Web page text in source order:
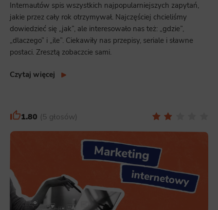
Internautów spis wszystkich najpopularniejszych zapytań,
jakie przez cały rok otrzymywał. Najczęściej chcieliśmy
dowiedzieć się „jak”, ale interesowało nas też: „gdzie”,
„dlaczego” i „ile”. Ciekawiły nas przepisy, seriale i sławne
postaci. Zresztą zobaczcie sami.
Czytaj więcej
1.80 5 głosów